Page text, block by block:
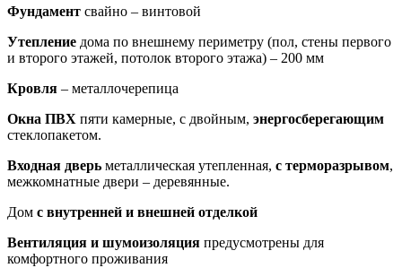
Фундамент свайно – винтовой
Утепление дома по внешнему периметру (пол, стены первого
и второго этажей, потолок второго этажа) – 200 мм
Кровля – металлочерепица
Окна ПВХ пяти камерные, с двойным, энергосберегающим
стеклопакетом.
Входная дверь металлическая утепленная, с терморазрывом,
межкомнатные двери – деревянные.
Дом с внутренней и внешней отделкой
Вентиляция и шумоизоляция предусмотрены для
комфортного проживания